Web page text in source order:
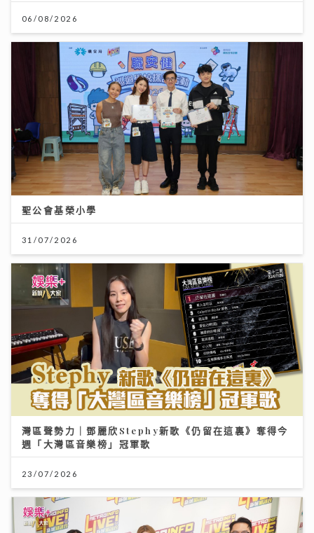
06/08/2026
聖公會基榮小學
31/07/2026
灣區聲勢力｜鄧麗欣Stephy新歌《仍留在這裏》奪得今
週「大灣區音樂榜」冠軍歌
23/07/2026